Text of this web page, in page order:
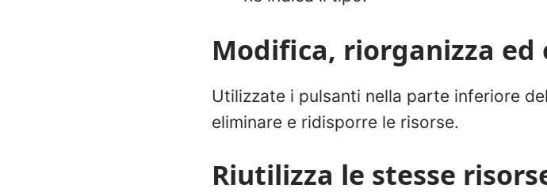
Modifica, riorganizza ed
Utilizzate i pulsanti nella parte inferiore
eliminare e ridisporre le risorse.
Riutilizza le stesse